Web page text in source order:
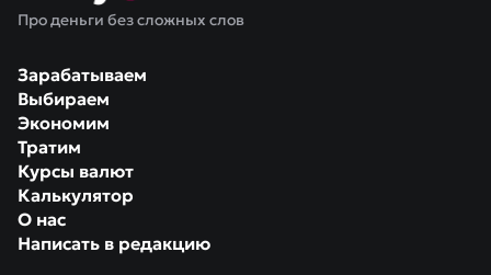
Про деньги без сложных слов
Зарабатываем
Выбираем
Экономим
Тратим
Курсы валют
Калькулятор
О нас
Написать в редакцию